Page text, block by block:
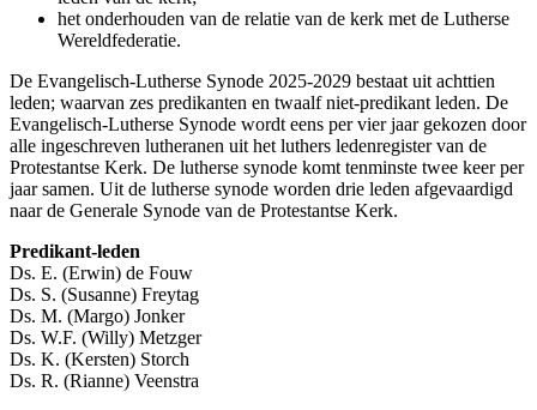
het onderhouden van de relatie van de kerk met de Lutherse
Wereldfederatie.
De Evangelisch-Lutherse Synode 2025-2029 bestaat uit achttien
leden; waarvan zes predikanten en twaalf niet-predikant leden. De
Evangelisch-Lutherse Synode wordt eens per vier jaar gekozen door
alle ingeschreven lutheranen uit het luthers ledenregister van de
Protestantse Kerk. De lutherse synode komt tenminste twee keer per
jaar samen. Uit de lutherse synode worden drie leden afgevaardigd
naar de Generale Synode van de Protestantse Kerk.
Predikant-leden
Ds. E. (Erwin) de Fouw
Ds. S. (Susanne) Freytag
Ds. M. (Margo) Jonker
Ds. W.F. (Willy) Metzger
Ds. K. (Kersten) Storch
Ds. R. (Rianne) Veenstra